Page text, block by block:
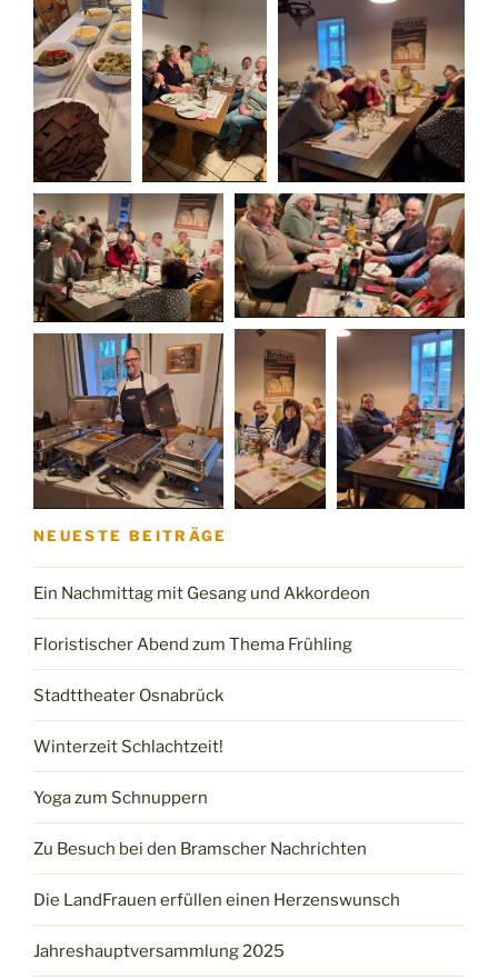
NEUESTE BEITRÄGE
Ein Nachmittag mit Gesang und Akkordeon
Floristischer Abend zum Thema Frühling
Stadttheater Osnabrück
Winterzeit Schlachtzeit!
Yoga zum Schnuppern
Zu Besuch bei den Bramscher Nachrichten
Die LandFrauen erfüllen einen Herzenswunsch
Jahreshauptversammlung 2025